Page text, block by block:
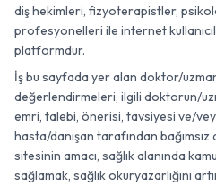
diş hekimleri, fizyoterapistler,
profesyonelleri ile internet
platformdur.
İş bu sayfada yer alan doktor/
değerlendirmeleri, ilgili doktorun/
emri, talebi, önerisi, tavsiyesi ve/
hasta/danışan tarafından
sitesinin amacı, sağlık alanında
sağlamak, sağlık okuryazarlığını